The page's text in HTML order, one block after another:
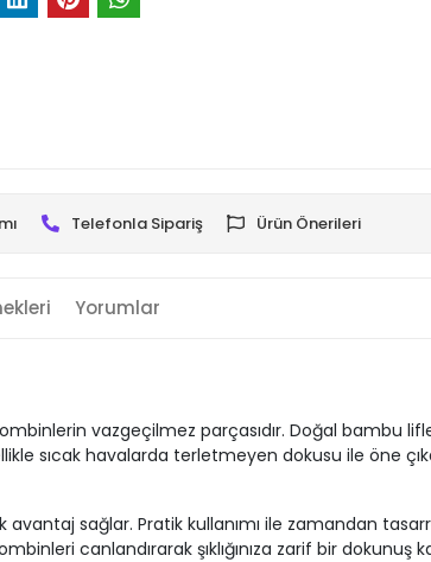
Telefonla Sipariş Ürün Önerileri
Yorumlar
vazgeçilmez parçasıdır. Doğal bambu
sıcak havalarda terletmeyen dokusu ile öne
avantaj sağlar. Pratik kullanımı ile zamandan
canlandırarak şıklığınıza zarif bir dokunuş